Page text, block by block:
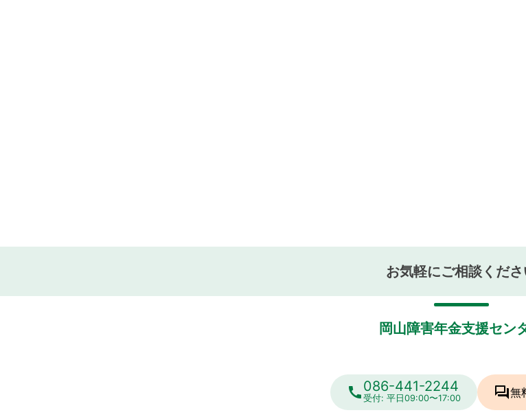
お気軽にご相談くだ
岡山障害年金支援セン
call086-441-2244
受付: 平日09:00〜17:00 forum無